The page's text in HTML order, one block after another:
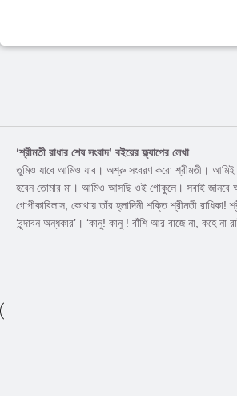
‘শ্রীমতী রাধার শেষ সংবাদ’ বইয়ের ফ্ল্যাপের লেখা
তুমিও যাবে আমিও যাব। অশ্রু সংবরণ করো শ্রীমতী।
হবেন তোমার মা। আমিও আসছি ওই গোকুলে। সবাই জানবে আমি
গোপীকাবিলাস; কোথায় তাঁর হ্লাদিনী শক্তি শ্রীমতী
‘বৃন্দাবন অন্ধকার’। ‘কানু! কানু ! বাঁশি আর বাজে না, কহে না